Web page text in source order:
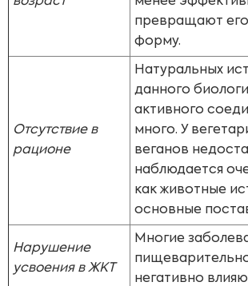
превращают
форму.
Отсутствие в
рационе
Натуральных
данного
активного
много. У
веганов
наблюдается
как животные
основные
Нарушение
усвоения в ЖКТ
Многие
негативно